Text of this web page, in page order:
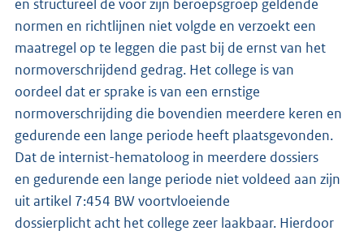
en structureel de voor zijn beroepsgroep geldende
normen en richtlijnen niet volgde en verzoekt een
maatregel op te leggen die past bij de ernst van het
normoverschrijdend gedrag. Het college is van
oordeel dat er sprake is van een ernstige
normoverschrijding die bovendien meerdere keren en
gedurende een lange periode heeft plaatsgevonden.
Dat de internist-hematoloog in meerdere dossiers
en gedurende een lange periode niet voldeed aan zijn
uit artikel 7:454 BW voortvloeiende
dossierplicht acht het college zeer laakbaar. Hierdoor